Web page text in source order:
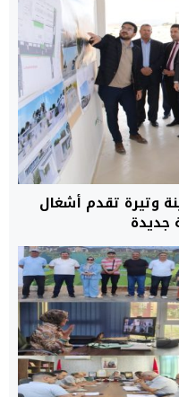
وتيرة تقدم أشغال
جديدة